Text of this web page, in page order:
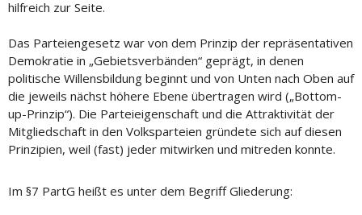
hilfreich zur Seite.
Das Parteiengesetz war von dem Prinzip der repräsentativen
Demokratie in „Gebietsverbänden“ geprägt, in denen
politische Willensbildung beginnt und von Unten nach Oben auf
die jeweils nächst höhere Ebene übertragen wird („Bottom-
up-Prinzip“). Die Parteieigenschaft und die Attraktivität der
Mitgliedschaft in den Volksparteien gründete sich auf diesen
Prinzipien, weil (fast) jeder mitwirken und mitreden konnte.
Im §7 PartG heißt es unter dem Begriff Gliederung: